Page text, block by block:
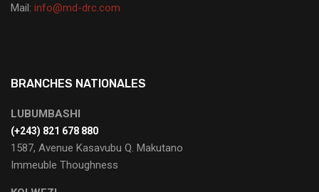
Mail: info@md-drc.com
BRANCHES NATIONALES
LUBUMBASHI
‭(+243) 821 678 880
1587, Avenue Kasavubu Q. Makutano
Immeuble Thoughness